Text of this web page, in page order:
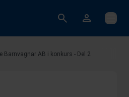
Öppna
Barnvagnar AB i konkurs - Del 2